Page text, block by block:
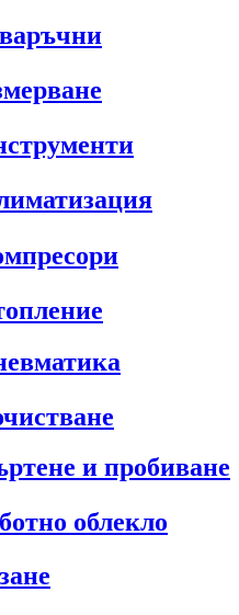
и пробиване
облекло